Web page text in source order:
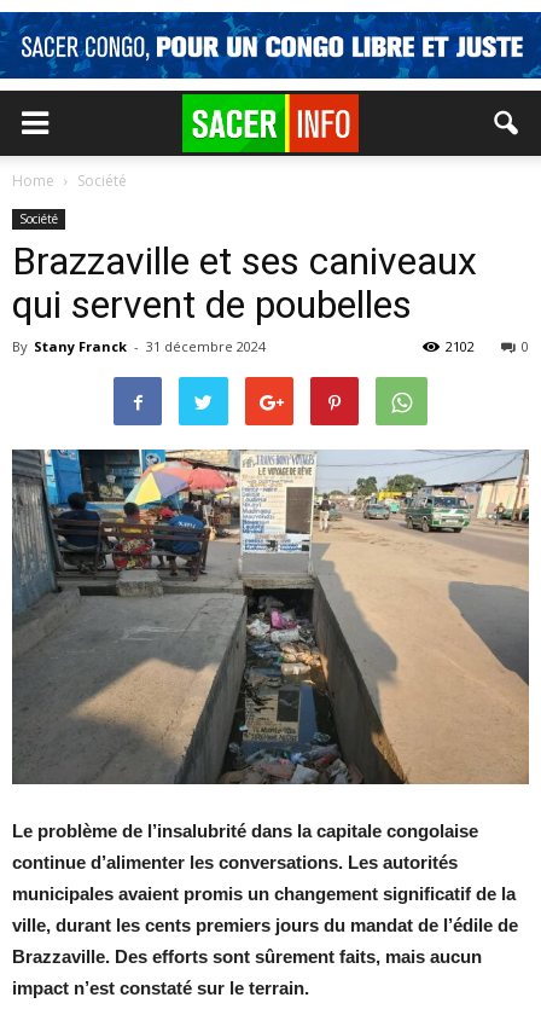
Home Société
Société
Brazzaville et ses caniveaux
qui servent de poubelles
By Stany Franck - 31 décembre 2024 0
2102
Le problème de l’insalubrité dans la capitale congolaise
continue d’alimenter les conversations. Les autorités
municipales avaient promis un changement significatif de la
ville, durant les cents premiers jours du mandat de l’édile de
Brazzaville. Des efforts sont sûrement faits, mais aucun
impact n’est constaté sur le terrain.